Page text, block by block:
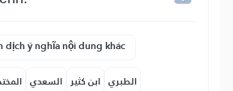
dịch ý nghĩa nội dung khác
السعدي ابن كثير الطبري